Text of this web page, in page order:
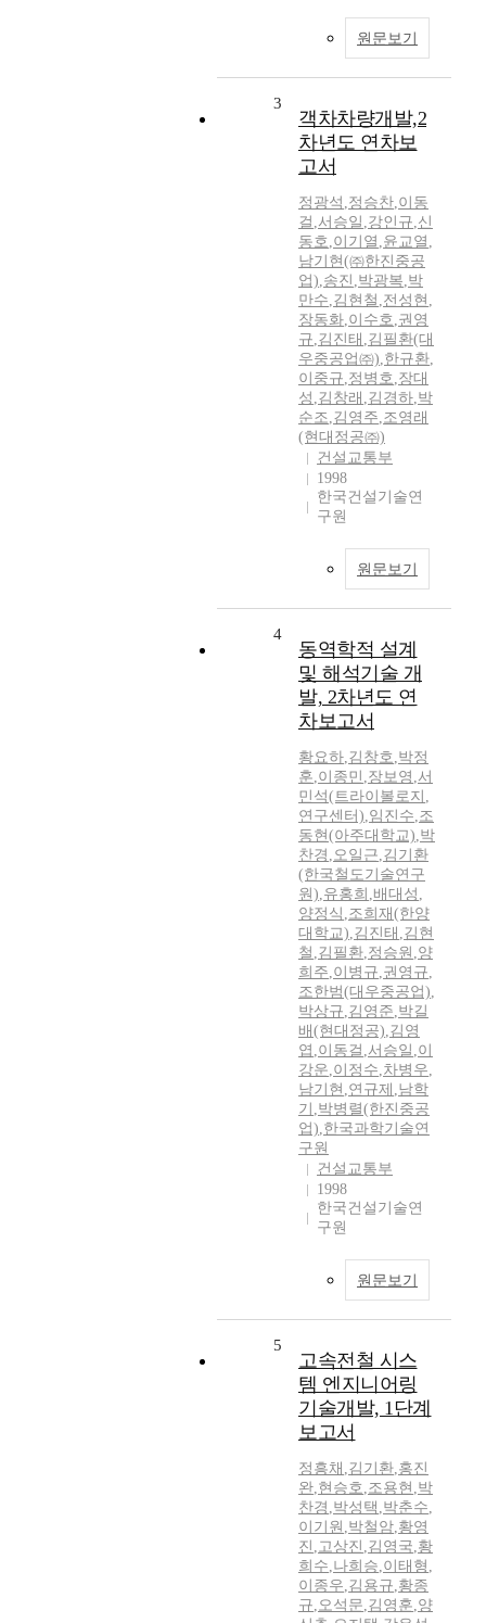
원문보기
3
객차차량개발,2
차년도 연차보
고서
정광석 ,정승찬,이동
걸 ,서승일 ,강인규,신
동호,이기열 ,윤교열 ,
남기현(㈜한진중공
업),송진 ,박광복,박
만수,김현철 ,전성현 ,
장동화,이수호,권영
규,김진태 ,김필환(대
우중공업㈜),한규환,
이중규,정병호,장대
성 ,김창래 ,김경하,박
순조,김영주,조영래
(현대정공㈜)
건설교통부
1998
한국건설기술연
구원
원문보기
4
동역학적 설계
및 해석기술 개
발, 2차년도 연
차보고서
황요하,김창호,박정
훈,이종민 ,장보영 ,서
민석(트라이볼로지 ,
연구센터),임진수,조
동현(아주대학교),박
찬경 ,오일근,김기환
(한국철도기술연구
원),유홍희 ,배대성 ,
양정식 ,조희재(한양
대학교),김진태 ,김현
철 ,김필환,정승원 ,양
희주,이병규,권영규,
조한범(대우중공업),
박상규,김영준,박길
배(현대정공),김영
엽 ,이동걸 ,서승일 ,이
강운,이정수,차병우,
남기현 ,연규제 ,남학
기 ,박병렬(한진중공
업),한국과학기술연
구원
건설교통부
1998
한국건설기술연
구원
원문보기
5
고속전철 시스
템 엔지니어링
기술개발, 1단계
보고서
정흥채 ,김기환,홍진
완,현승호,조용현 ,박
찬경 ,박성택 ,박춘수,
이기원 ,박철암,황영
진 ,고상진 ,김영국,황
희수,나희승,이태형 ,
이종우,김용규,황종
규,오석문,김영훈,양